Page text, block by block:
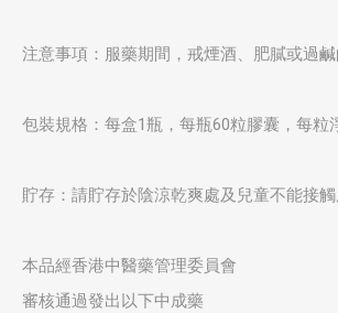
注意事項：服藥期間，戒煙酒、肥膩或過鹹
包裝規格：每盒1瓶，每瓶60粒膠囊，每粒
貯存：請貯存於陰涼乾爽處及兒童不能接觸
本品經香港中醫藥管理委員會
審核通過發出以下中成藥